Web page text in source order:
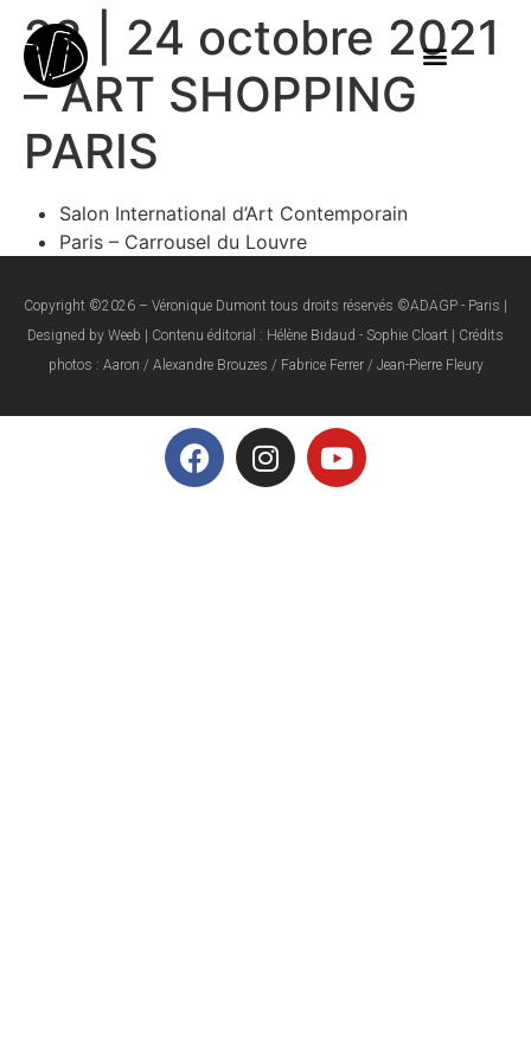
22 | 24 octobre 2021
– ART SHOPPING
PARIS
Salon International d’Art Contemporain
Paris – Carrousel du Louvre
Copyright ©2026 – Véronique Dumont tous droits réservés ©ADAGP - Paris |
Designed by Weeb | Contenu éditorial : Hélène Bidaud - Sophie Cloart | Crédits
photos : Aaron / Alexandre Brouzes / Fabrice Ferrer / Jean-Pierre Fleury